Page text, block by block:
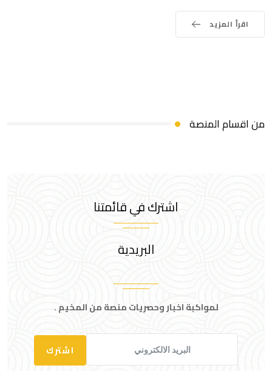
اقرأ المزيد
من اقسام المنصة
اشترك في قائمتنا
البريدية
لمواكبة اخبار وحصريات منصة من المخيم .
اشترك